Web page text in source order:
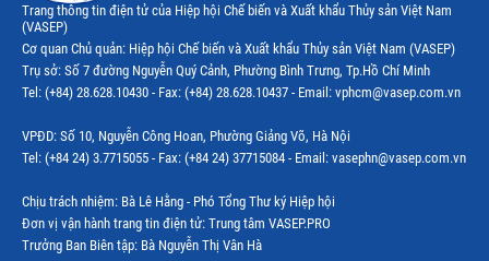
Trang thông tin điện tử của Hiệp hội Chế biến và Xuất khẩu Thủy sản Việt Nam
(VASEP)
Cơ quan Chủ quản: Hiệp hội Chế biến và Xuất khẩu Thủy sản Việt Nam (VASEP)
Trụ sở: Số 7 đường Nguyễn Quý Cảnh, Phường Bình Trưng, Tp.Hồ Chí Minh
Tel: (+84) 28.628.10430 - Fax: (+84) 28.628.10437 - Email: vphcm@vasep.com.vn
VPĐD: Số 10, Nguyễn Công Hoan, Phường Giảng Võ, Hà Nội
Tel: (+84 24) 3.7715055 - Fax: (+84 24) 37715084 - Email: vasephn@vasep.com.vn
Chịu trách nhiệm: Bà Lê Hằng - Phó Tổng Thư ký Hiệp hội
Đơn vị vận hành trang tin điện tử: Trung tâm VASEP.PRO
Trưởng Ban Biên tập: Bà Nguyễn Thị Vân Hà